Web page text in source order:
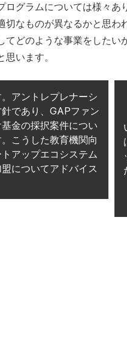
ログラムについては様々
切なものが異なるかと思
てどのような事業をした
います。
アントレプレナーシ
であり、GAPファン
金の採択案件につい
こうした教育機関向
アップエコシステム
についてアドバイス